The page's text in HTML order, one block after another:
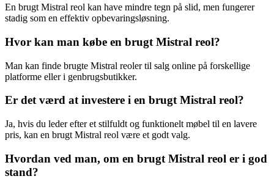
En brugt Mistral reol kan have mindre tegn på slid, men fungerer
stadig som en effektiv opbevaringsløsning.
Hvor kan man købe en brugt Mistral reol?
Man kan finde brugte Mistral reoler til salg online på forskellige
platforme eller i genbrugsbutikker.
Er det værd at investere i en brugt Mistral reol?
Ja, hvis du leder efter et stilfuldt og funktionelt møbel til en lavere
pris, kan en brugt Mistral reol være et godt valg.
Hvordan ved man, om en brugt Mistral reol er i god
stand?